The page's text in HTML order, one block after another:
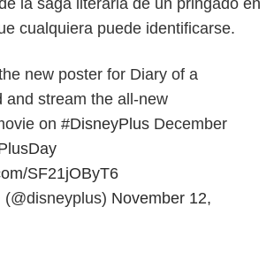
cualquiera puede identificarse.
new poster for Diary of a
and stream the all-new
on #DisneyPlus December
SF21jOByT6
November 12,